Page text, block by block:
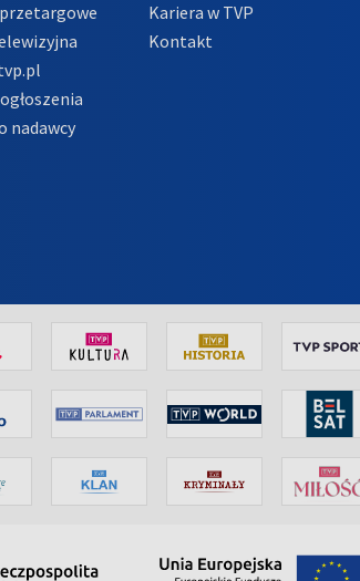
nadawcy
Kariera w TVP
Kontakt